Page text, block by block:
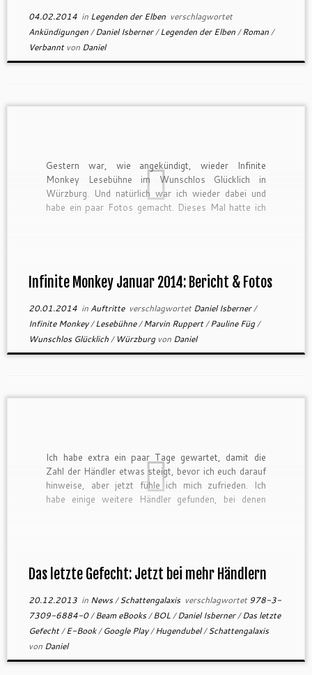
04.02.2014in Legenden der Elben verschlagwortet
Ankündigungen/Daniel Isberner/Legenden der Elben/Roman/
Verbannt von Daniel
Gestern war, wie angekündigt, wieder Infinite
Monkey Lesebühne im Wunschlos Glücklich in
Würzburg. Und natürlich war ich wieder dabei und
habe ein paar Fotos gemacht. Dieses Mal hatte ich
Infinite Monkey Januar 2014: Bericht & Fotos
20.01.2014in Auftritte verschlagwortetDaniel Isberner/
Infinite Monkey/Lesebühne/Marvin Ruppert/Pauline Füg/
Wunschlos Glücklich/ Würzburg von Daniel
Ich habe extra ein paar Tage gewartet, damit die
Zahl der Händler etwas steigt, bevor ich euch darauf
hinweise, aber jetzt fühle ich mich zufrieden. Ich
habe einige weitere Händler gefunden, bei denen
Das letzte Gefecht: Jetzt bei mehr Händlern
20.12.2013in News/Schattengalaxis verschlagwortet978-3-
7309-6884-0/Beam eBooks/BOL/Daniel Isberner/Das letzte
Gefecht/E-Book/Google Play/Hugendubel/Schattengalaxis
von Daniel